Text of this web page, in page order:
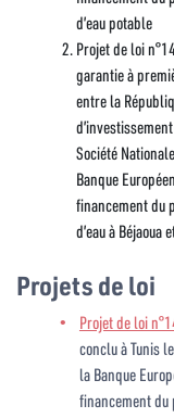
d’eau potable
Projet de loi
garantie à
entre la
Société
Banque
financement du
d’eau à
Projets de loi
Projet de loi
conclu à Tunis
la Banque
financement du